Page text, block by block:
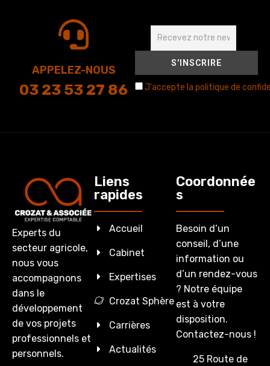
APPELEZ-NOUS
03 23 53 27 86 J'accepte la politique de
Experts du
secteur agricole,
nous vous
accompagnons
dans le
développement
de vos projets
professionnels et
personnels.
Liens
rapides
Accueil
Cabinet
Expertises
Crozat Sphère
Carrières
Actualités
Coordonnée
s
Besoin d’un
conseil, d’une
information ou
d’un rendez-vous
? Notre équipe
est à votre
disposition.
Contactez-nous !
25 Route de